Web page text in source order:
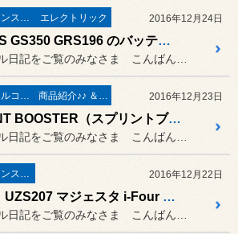
メンテナンス＆ケミカル エレクトリック 2016年12月24日
LEXUS GS350 GRS196 のバッテリー交換作業 ／ Panasonic（パナソニック）caos C6
スロットルコントローラー＆サブコンピューター パワー＆レスポンスアップ系 商品紹介♪♪ ＆ ”フィール”からのお知らせ。 2016年12月23日
SPRINT BOOSTER（スプリントブースター）の新商品 version3（ヴァージョンスリー）の現物 早速登場 !!
メンテナンス＆ケミカル 2016年12月22日
トヨタ UZS207 マジェスタ i-Four の 4輪アライメント【冬スペック】& リアデフオイル交換作業 ／ POWER CLUSTER